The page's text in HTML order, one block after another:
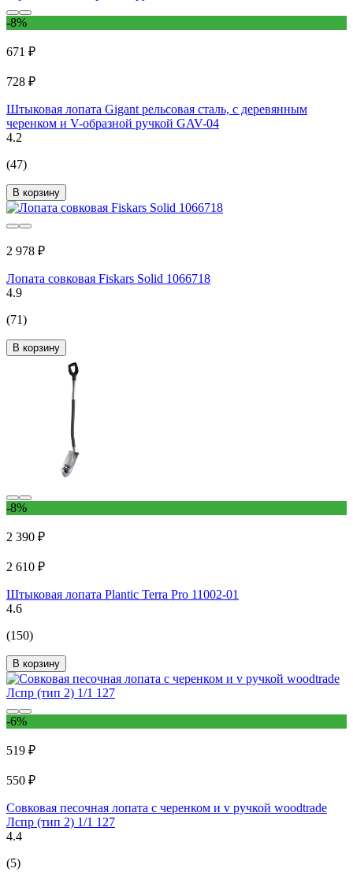
-8%
671 ₽
728 ₽
Штыковая лопата Gigant рельсовая сталь, с деревянным
черенком и V-образной ручкой GAV-04
4.2
(47)
В корзину
2 978 ₽
Лопата совковая Fiskars Solid 1066718
4.9
(71)
В корзину
-8%
2 390 ₽
2 610 ₽
Штыковая лопата Plantic Terra Pro 11002-01
4.6
(150)
В корзину
-6%
519 ₽
550 ₽
Совковая песочная лопата с черенком и v ручкой woodtrade
Лспр (тип 2) 1/1 127
4.4
(5)